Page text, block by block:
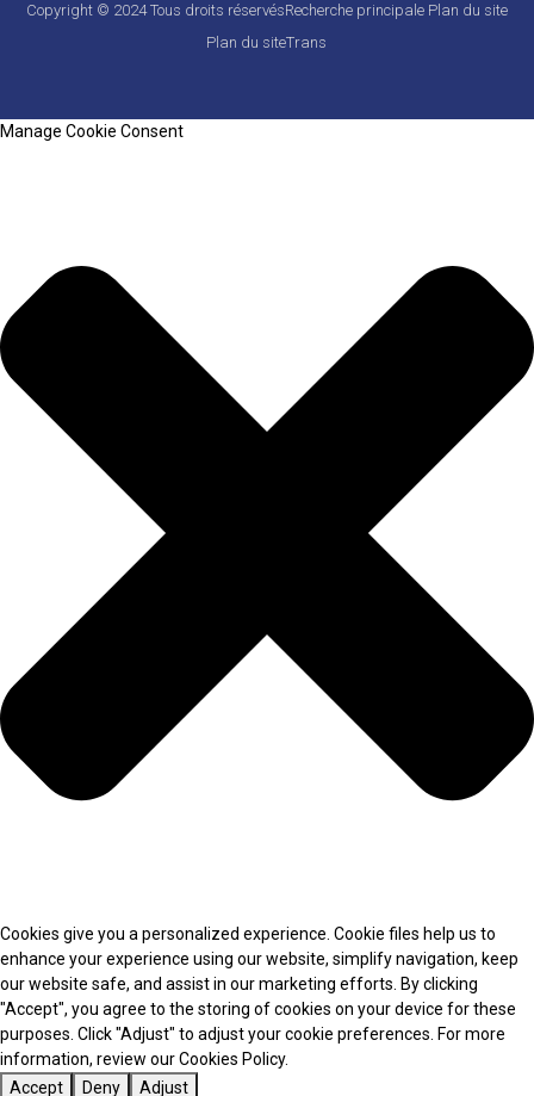
Copyright © 2024 Tous droits réservésRecherche principale Plan du site
Plan du siteTrans
Manage Cookie Consent
Cookies give you a personalized experience. Cookie files help us to
enhance your experience using our website, simplify navigation, keep
our website safe, and assist in our marketing efforts. By clicking
"Accept", you agree to the storing of cookies on your device for these
purposes. Click "Adjust" to adjust your cookie preferences. For more
information, review our Cookies Policy.
Accept
Deny Adjust